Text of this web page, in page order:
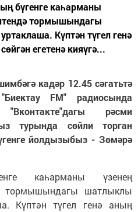
бүгенге каһарманы
тормышындагы
Күптән түгел генә
егетенә кияүгә...
кадәр 12.45 сәгатьтә
FM" радиосында
"Вконтакте"дагы рәсми
турында сөйли торган
йолдызыбыз - Зөмәрә
каһарманы үзенең
тормышындагы шатлыклы
Күптән түгел генә аның